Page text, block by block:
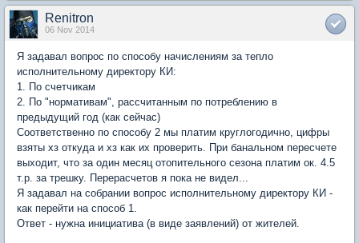
Renitron
06 Nov 2014
Я задавал вопрос по способу начислениям за тепло
исполнительному директору КИ:
1. По счетчикам
2. По "нормативам", рассчитанным по потреблению в
предыдущий год (как сейчас)
Соответственно по способу 2 мы платим круглогодично, цифры
взяты хз откуда и хз как их проверить. При банальном пересчете
выходит, что за один месяц отопительного сезона платим ок. 4.5
т.р. за трешку. Перерасчетов я пока не видел...
Я задавал на собрании вопрос исполнительному директору КИ -
как перейти на способ 1.
Ответ - нужна инициатива (в виде заявлений) от жителей.